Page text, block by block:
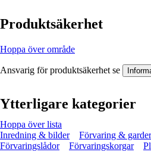
Produktsäkerhet
Hoppa över område
Ansvarig för produktsäkerhet se
Ytterligare kategorier
Hoppa över lista
Inredning & bilder
Förvaring &
Förvaringslådor
Förvaringskorgar